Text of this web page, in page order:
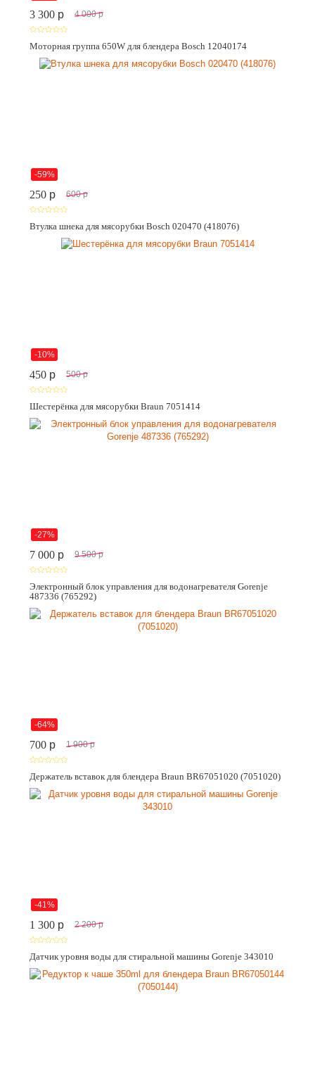
3 300 p 4 000 p
Моторная группа 650W для блендера Bosch 12040174
-59%
250 p 600 p
Втулка шнека для мясорубки Bosch 020470 (418076)
-10%
450 p 500 p
Шестерёнка для мясорубки Braun 7051414
-27%
7 000 p 9 500 p
Электронный блок управления для водонагревателя Gorenje
487336 (765292)
-64%
700 p 1 900 p
Держатель вставок для блендера Braun BR67051020 (7051020)
-41%
1 300 p 2 200 p
Датчик уровня воды для стиральной машины Gorenje 343010